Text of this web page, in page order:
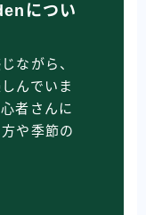
につい
ながら、
んでいま
者さんに
や季節の